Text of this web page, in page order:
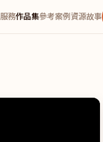
服務作品集參考案例資源故事